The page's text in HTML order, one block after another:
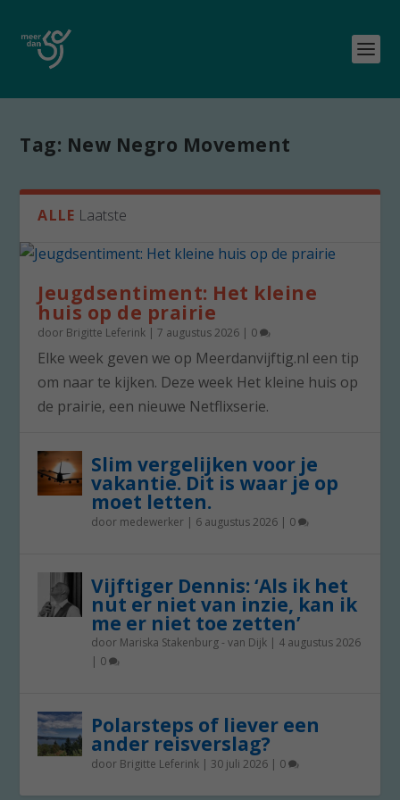
Tag: New Negro Movement
ALLE Laatste
Jeugdsentiment: Het kleine
huis op de prairie
door Brigitte Leferink |7 augustus 2026 | 0
Elke week geven we op Meerdanvijftig.nl een tip
om naar te kijken. Deze week Het kleine huis op
de prairie, een nieuwe Netflixserie.
Slim vergelijken voor je
vakantie. Dit is waar je op
moet letten.
door medewerker | 6 augustus 2026 | 0
Vijftiger Dennis: ‘Als ik het
nut er niet van inzie, kan ik
me er niet toe zetten’
door Mariska Stakenburg - van Dijk | 4 augustus 2026
| 0
Polarsteps of liever een
ander reisverslag?
door Brigitte Leferink | 30 juli 2026 | 0